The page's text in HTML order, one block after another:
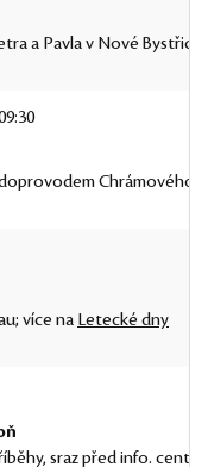
a Pavla v Nové Bystřici
Chrámového
více na Letecké dny
sraz před info.